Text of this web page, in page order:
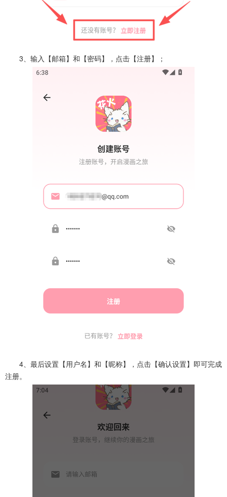
3、输入【邮箱】和【密码】，点击【注册】；
4、最后设置【用户名】和【昵称】，点击【确认设置】即可完成
注册。